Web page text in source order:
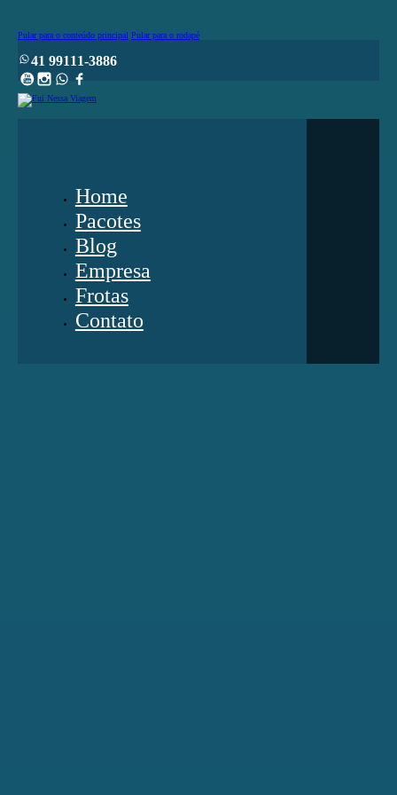
Pular para o conteúdo principal Pular para o rodapé
41 99111-3886
Youtube
Instagram
WhatsApp
Facebook
Home
Pacotes
Blog
Empresa
Frotas
Contato